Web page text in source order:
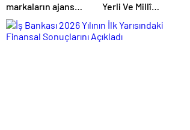
markaların ajans
ihtiyacı büyüyor:
Dijital reklam
Yerli Ve Millî
Lokomotifimiz DE
10000 Tanzanya’ya